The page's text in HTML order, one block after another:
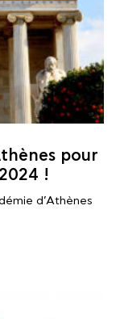
pour
!
d’Athènes